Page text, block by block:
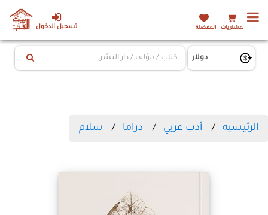
تسجيل الدخول المشتريات المفضلة
الرئيسيه أدب عربي دراما سلام